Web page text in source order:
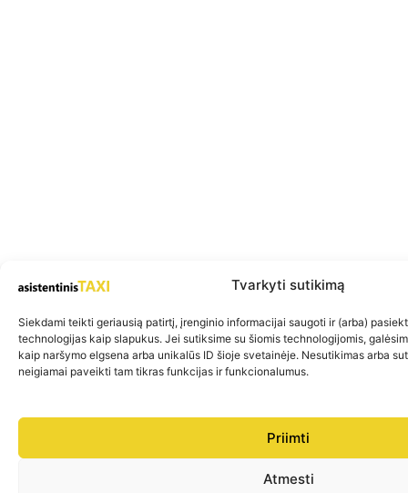
Tvarkyti sutikimą
Siekdami teikti geriausią patirtį, įrenginio informacijai saugoti ir (arba)
technologijas kaip slapukus. Jei sutiksime su šiomis technologijomis,
kaip naršymo elgsena arba unikalūs ID šioje svetainėje. Nesutikimas arba
neigiamai paveikti tam tikras funkcijas ir funkcionalumus.
Priimti
Atmesti